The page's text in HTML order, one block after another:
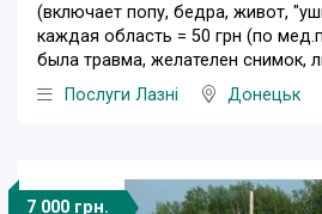
(включает попу, бедра, живот,
каждая область = 50 грн (по
была травма, желателен снимок,
Послуги Лазні
Донецьк
7 000 грн.